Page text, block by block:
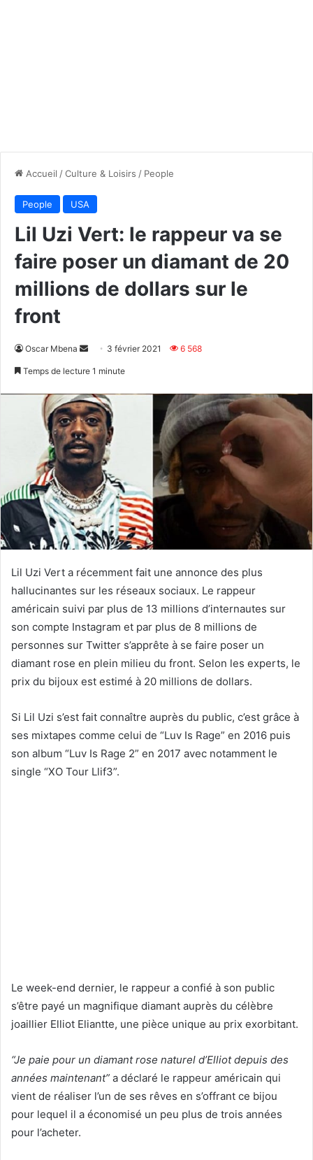
Accueil /Culture & Loisirs / People
People USA
Lil Uzi Vert: le rappeur va se
faire poser un diamant de 20
millions de dollars sur le
front
Oscar Mbena
Envoyer3 février 2021 6 568
Temps de lecture 1 minute
Lil Uzi Vert a récemment fait une annonce des plus
hallucinantes sur les réseaux sociaux. Le rappeur
américain suivi par plus de 13 millions d’internautes sur
son compte Instagram et par plus de 8 millions de
personnes sur Twitter s’apprête à se faire poser un
diamant rose en plein milieu du front. Selon les experts, le
prix du bijoux est estimé à 20 millions de dollars.
Si Lil Uzi s’est fait connaître auprès du public, c’est grâce à
ses mixtapes comme celui de “Luv Is Rage” en 2016 puis
son album “Luv Is Rage 2” en 2017 avec notamment le
single “XO Tour Llif3”.
Le week-end dernier, le rappeur a confié à son public
s’être payé un magnifique diamant auprès du célèbre
joaillier Elliot Eliantte, une pièce unique au prix exorbitant.
“Je paie pour un diamant rose naturel d’Elliot depuis des
années maintenant” a déclaré le rappeur américain qui
vient de réaliser l’un de ses rêves en s’offrant ce bijou
pour lequel il a économisé un peu plus de trois années
pour l’acheter.